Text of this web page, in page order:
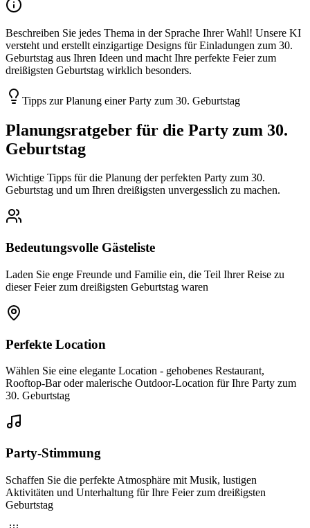
Beschreiben Sie jedes Thema in der Sprache Ihrer Wahl! Unsere KI
versteht und erstellt einzigartige Designs für Einladungen zum 30.
Geburtstag aus Ihren Ideen und macht Ihre perfekte Feier zum
dreißigsten Geburtstag wirklich besonders.
Tipps zur Planung einer Party zum 30. Geburtstag
Planungsratgeber für die Party zum 30.
Geburtstag
Wichtige Tipps für die Planung der perfekten Party zum 30.
Geburtstag und um Ihren dreißigsten unvergesslich zu machen.
Bedeutungsvolle Gästeliste
Laden Sie enge Freunde und Familie ein, die Teil Ihrer Reise zu
dieser Feier zum dreißigsten Geburtstag waren
Perfekte Location
Wählen Sie eine elegante Location - gehobenes Restaurant,
Rooftop-Bar oder malerische Outdoor-Location für Ihre Party zum
30. Geburtstag
Party-Stimmung
Schaffen Sie die perfekte Atmosphäre mit Musik, lustigen
Aktivitäten und Unterhaltung für Ihre Feier zum dreißigsten
Geburtstag